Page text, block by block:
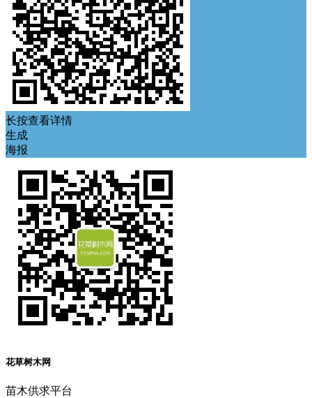
长按查看详情
生成
海报
花草树木网
苗木供求平台